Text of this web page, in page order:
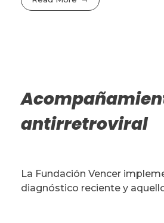
antirretroviral
La Fundación Vencer
diagnóstico reciente y